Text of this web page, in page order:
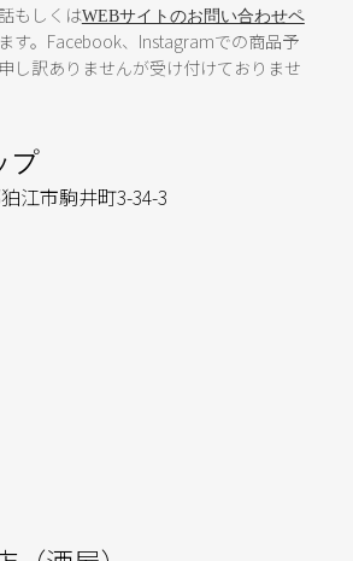
もしくはWEBサイトのお問い合わせペ
す。Facebook、Instagramでの商品予
し訳ありませんが受け付けておりませ
プ
江市駒井町3-34-3